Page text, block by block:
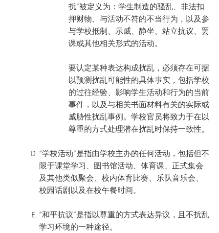
扰”被定义为：学生制造的骚乱、非法扣
押财物、与活动不符的不当行为，以及参
与学校抵制、示威、静坐、站立抗议、罢
课或其他相关形式的活动。
要认定某种表达构成扰乱，必须存在可据
以预测扰乱可能性的具体事实，包括学校
的过往经验、影响学生活动和行为的当前
事件，以及与相关书面材料有关的实际或
威胁性扰乱事例。学校官员将致力于在以
尊重的方式处理潜在扰乱时保持一致性。
“学校活动”是指由学校主办的任何活动，包括但不
限于课堂学习、图书馆活动、体育课、正式集会
及其他类似聚会、校内体育比赛、乐队音乐会、
校园话剧以及在校午餐时间。
“和平抗议”是指以尊重的方式表达异议，且不扰乱
学习环境的一种途径。